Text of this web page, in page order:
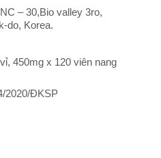
– 30,Bio valley 3ro,
do, Korea.
450mg x 120 viên nang
2020/ĐKSP